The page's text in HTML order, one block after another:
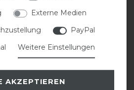
Reitleggings 1/2 Grip
Damen
ARTIKEL MERKEN
Externe Medien
PayPal
Weitere Einstellungen
AKZEPTIEREN